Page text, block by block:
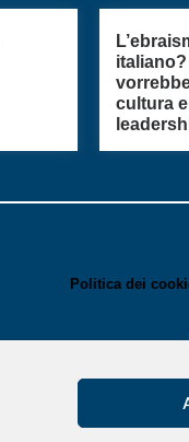
cultura
Politica dei